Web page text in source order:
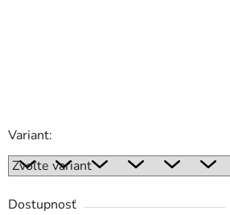
Variant:
Dostupnosť